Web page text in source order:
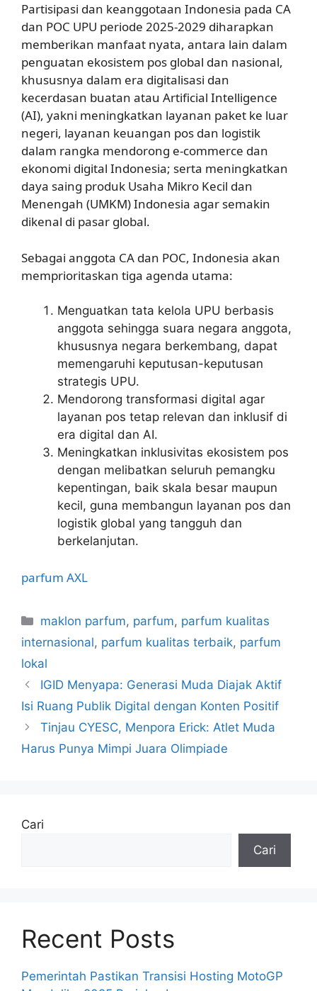
Partisipasi dan keanggotaan Indonesia pada CA
dan POC UPU periode 2025-2029 diharapkan
memberikan manfaat nyata, antara lain dalam
penguatan ekosistem pos global dan nasional,
khususnya dalam era digitalisasi dan
kecerdasan buatan atau Artificial Intelligence
(AI), yakni meningkatkan layanan paket ke luar
negeri, layanan keuangan pos dan logistik
dalam rangka mendorong e-commerce dan
ekonomi digital Indonesia; serta meningkatkan
daya saing produk Usaha Mikro Kecil dan
Menengah (UMKM) Indonesia agar semakin
dikenal di pasar global.
Sebagai anggota CA dan POC, Indonesia akan
memprioritaskan tiga agenda utama:
Menguatkan tata kelola UPU berbasis
anggota sehingga suara negara anggota,
khususnya negara berkembang, dapat
memengaruhi keputusan-keputusan
strategis UPU.
Mendorong transformasi digital agar
layanan pos tetap relevan dan inklusif di
era digital dan AI.
Meningkatkan inklusivitas ekosistem pos
dengan melibatkan seluruh pemangku
kepentingan, baik skala besar maupun
kecil, guna membangun layanan pos dan
logistik global yang tangguh dan
berkelanjutan.
parfum AXL
Kategori
maklon parfum, parfum, parfum kualitas
internasional, parfum kualitas terbaik, parfum
lokal
IGID Menyapa: Generasi Muda Diajak Aktif
Isi Ruang Publik Digital dengan Konten Positif
Tinjau CYESC, Menpora Erick: Atlet Muda
Harus Punya Mimpi Juara Olimpiade
Cari
Cari
Recent Posts
Pemerintah Pastikan Transisi Hosting MotoGP